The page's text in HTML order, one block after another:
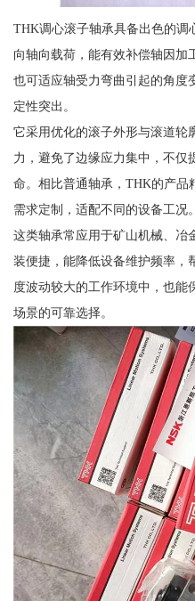
THK调心滚子轴承具备出色的调
向轴向载荷，能有效补偿轴因加
也可适应轴受力弯曲引起的角度
定性突出。
它采用优化的滚子外形与滚道轮
力，避免了边缘应力集中，不仅
命。相比普通轴承，THK的产品
需求定制，适配不同的设备工况。
这类轴承常应用于矿山机械、冶
装便捷，能降低设备维护频率，
度波动较大的工作环境中，也
场景的可靠选择。